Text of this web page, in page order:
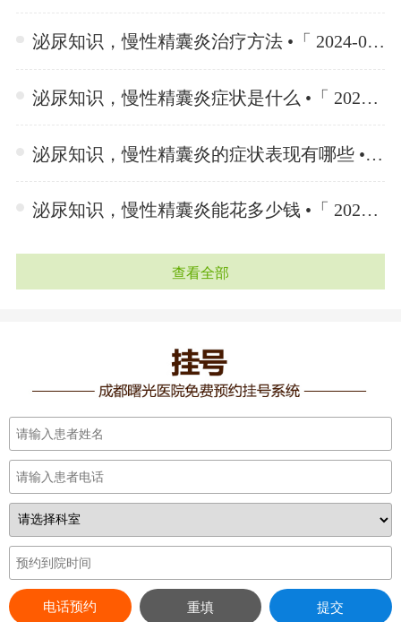
泌尿知识，慢性精囊炎治疗方法 •「 2024-06-18 」
泌尿知识，慢性精囊炎症状是什么 •「 2024-06-18 」
泌尿知识，慢性精囊炎的症状表现有哪些 •「 2024-06-18 」
泌尿知识，慢性精囊炎能花多少钱 •「 2024-06-18 」
查看全部
电话预约 重填 提交